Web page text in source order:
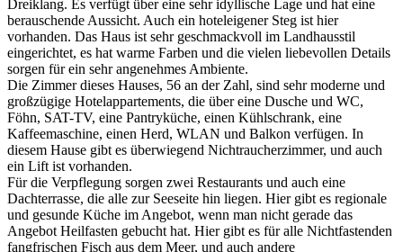
Dreiklang. Es verfügt über eine sehr idyllische Lage und hat eine
berauschende Aussicht. Auch ein hoteleigener Steg ist hier
vorhanden. Das Haus ist sehr geschmackvoll im Landhausstil
eingerichtet, es hat warme Farben und die vielen liebevollen Details
sorgen für ein sehr angenehmes Ambiente.
Die Zimmer dieses Hauses, 56 an der Zahl, sind sehr moderne und
großzügige Hotelappartements, die über eine Dusche und WC,
Föhn, SAT-TV, eine Pantryküche, einen Kühlschrank, eine
Kaffeemaschine, einen Herd, WLAN und Balkon verfügen. In
diesem Hause gibt es überwiegend Nichtraucherzimmer, und auch
ein Lift ist vorhanden.
Für die Verpflegung sorgen zwei Restaurants und auch eine
Dachterrasse, die alle zur Seeseite hin liegen. Hier gibt es regionale
und gesunde Küche im Angebot, wenn man nicht gerade das
Angebot Heilfasten gebucht hat. Hier gibt es für alle Nichtfastenden
fangfrischen Fisch aus dem Meer, und auch andere